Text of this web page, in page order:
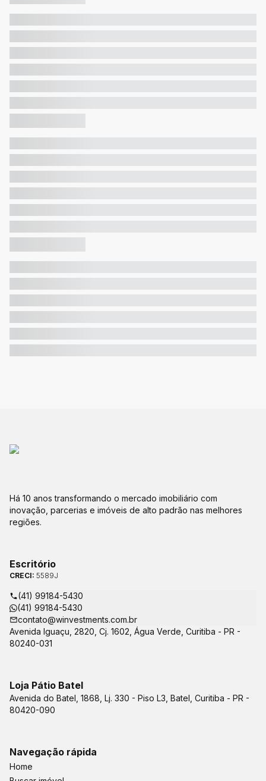
Há 10 anos transformando o mercado imobiliário com
inovação, parcerias e imóveis de alto padrão nas melhores
regiões.
Escritório
CRECI: 5589J
(41) 99184-5430
(41) 99184-5430
contato@winvestments.com.br
Avenida Iguaçu, 2820, Cj. 1602, Água Verde, Curitiba - PR -
80240-031
Loja Pátio Batel
Avenida do Batel, 1868, Lj. 330 - Piso L3, Batel, Curitiba - PR -
80420-090
Navegação rápida
Home